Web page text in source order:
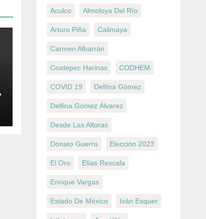
Aculco Almoloya Del Río
Arturo Piña Calimaya
Carmen Albarrán
Coatepec Harinas CODHEM
COVID 19 Delfina Gómez
Delfina Gómez Álvarez
Desde Las Alturas
Donato Guerra Elección 2023
El Oro Elías Rescala
Enrique Vargas
Estado De México Iván Esquer